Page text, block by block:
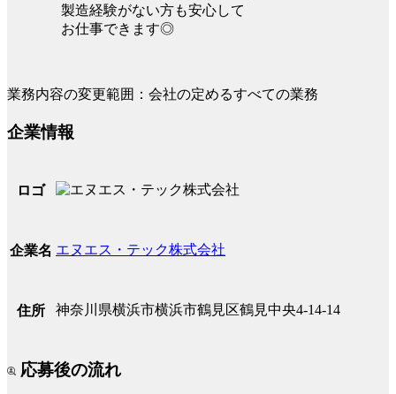
製造経験がない方も安心して
お仕事できます◎
業務内容の変更範囲：会社の定めるすべての業務
企業情報
ロゴ
企業名 エヌエス・テック株式会社
住所 神奈川県横浜市横浜市鶴見区鶴見中央4-14-14
応募後の流れ